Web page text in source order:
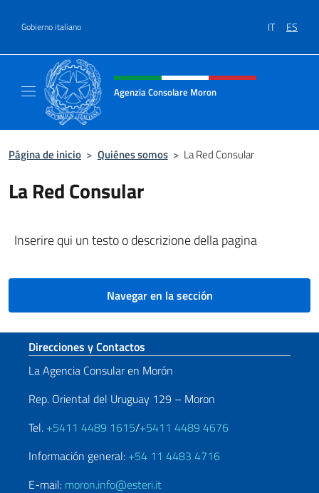
Gobierno italiano IT ES
Encabezado del sitio web,
Agenzia Consolare Moron
Página de inicio > Quiénes somos > La Red Consular
La Red Consular
Inserire qui un testo o descrizione della pagina
Navegar en la sección
Sezione footer
Direcciones y Contactos
La Agencia Consular en Morón
Rep. Oriental del Uruguay 129 – Moron
Tel. +5411 4489 1615/+5411 4489 4676
Información general: +54 11 4483 4716
E-mail: moron.info@esteri.it